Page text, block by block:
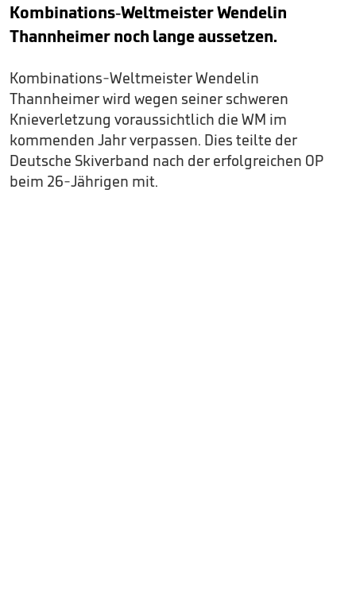
Kombinations-Weltmeister Wendelin
Thannheimer noch lange aussetzen.
Kombinations-Weltmeister Wendelin
Thannheimer wird wegen seiner schweren
Knieverletzung voraussichtlich die WM im
kommenden Jahr verpassen. Dies teilte der
Deutsche Skiverband nach der erfolgreichen OP
beim 26-Jährigen mit.